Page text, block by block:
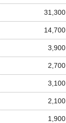
31,300
14,700
3,900
2,700
3,100
2,100
1,900